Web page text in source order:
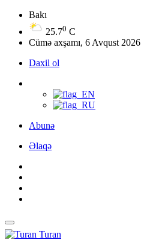
Bakı
25.70 C
Cümə axşamı, 6 Avqust 2026
Daxil ol
Abunə
Əlaqə
Turan